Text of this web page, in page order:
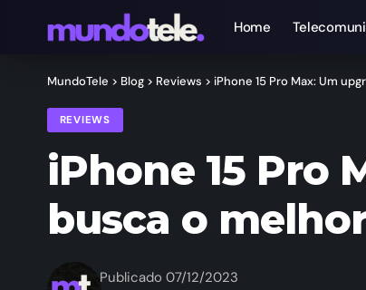
Home
MundoTele > Blog > Reviews > iPhone 15 Pro Max: Um
REVIEWS
iPhone 15 Pro
busca o
Publicado 07/12/2023